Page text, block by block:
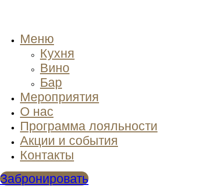
Меню
Кухня
Вино
Бар
Мероприятия
О нас
Программа лояльности
Акции и события
Контакты
Забронировать